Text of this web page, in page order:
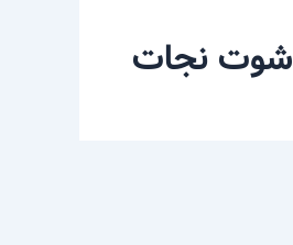
شوت نجات